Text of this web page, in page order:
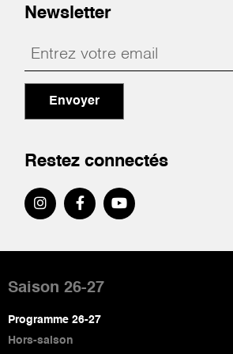
Newsletter
Envoyer
Restez connectés
de
page
Saison 26-27
Programme 26-27
Hors-saison